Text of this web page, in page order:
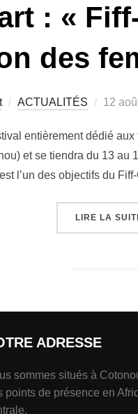
: «
des
ACTUALITÉS 12
entièrement dédié
et se tiendra du 13
l’un des objectifs du
LIRE LA
ADRESSE
sommes situés à
points de présence en